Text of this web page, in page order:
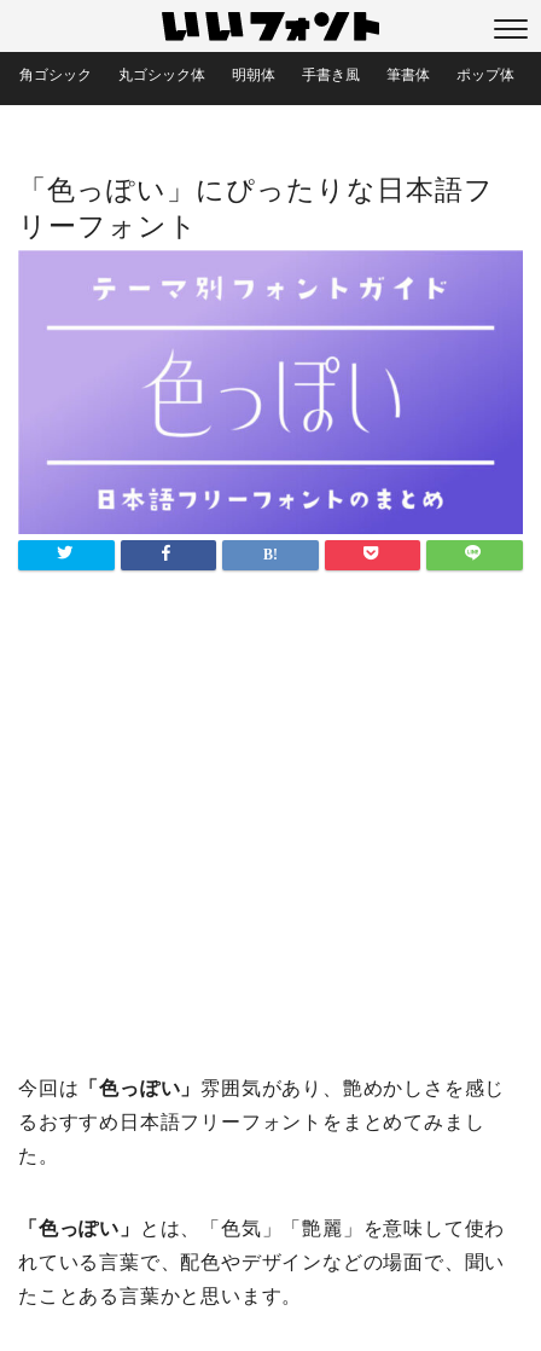
角ゴシック 丸ゴシック体 明朝体 手書き風 筆書体 ポップ体
「色っぽい」にぴったりな日本語フ
リーフォント
今回は 「色っぽい」雰囲気があり、艶めかしさを感じ
るおすすめ日本語フリーフォントをまとめてみまし
た。
「色っぽい」
とは、「色気」「艶麗」を意味して使わ
れている言葉で、配色やデザインなどの場面で、聞い
たことある言葉かと思います。